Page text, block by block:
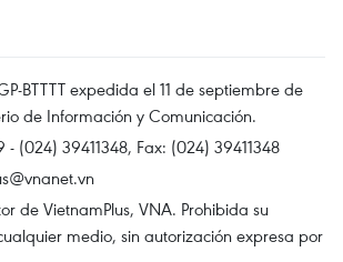
BTTTT expedida el 11 de septiembre de
de Información y Comunicación.
- (024) 39411348, Fax: (024) 39411348
de VietnamPlus, VNA. Prohibida su
medio, sin autorización expresa por